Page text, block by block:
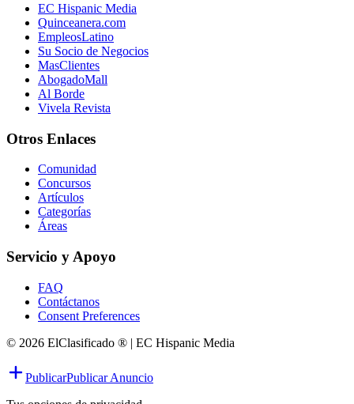
EC Hispanic Media
Quinceanera.com
EmpleosLatino
Su Socio de Negocios
MasClientes
AbogadoMall
Al Borde
Vivela Revista
Otros Enlaces
Comunidad
Concursos
Artículos
Categorías
Áreas
Servicio y Apoyo
FAQ
Contáctanos
Consent Preferences
© 2026 ElClasificado ® | EC Hispanic Media
PublicarPublicar Anuncio